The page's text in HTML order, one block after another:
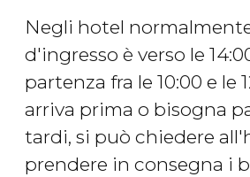
Negli hotel
d'ingresso è verso le
partenza fra le 10:00 e le
arriva prima o bisogna
tardi, si può chiedere
prendere in consegna i